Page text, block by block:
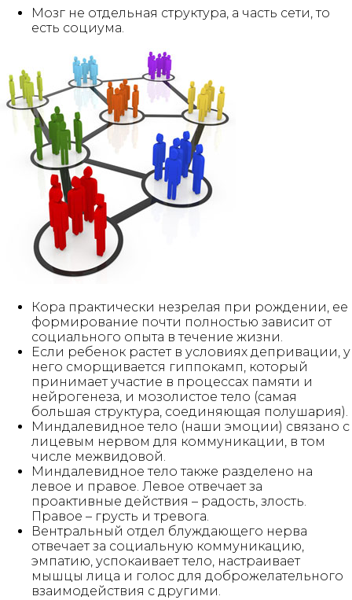
Мозг не отдельная структура, а часть сети, то
есть социума.
Кора практически незрелая при рождении, ее
формирование почти полностью зависит от
социального опыта в течение жизни.
Если ребенок растет в условиях депривации, у
него сморщивается гиппокамп, который
принимает участие в процессах памяти и
нейрогенеза, и мозолистое тело (самая
большая структура, соединяющая полушария).
Миндалевидное тело (наши эмоции) связано с
лицевым нервом для коммуникации, в том
числе межвидовой.
Миндалевидное тело также разделено на
левое и правое. Левое отвечает за
проактивные действия – радость, злость.
Правое – грусть и тревога.
Вентральный отдел блуждающего нерва
отвечает за социальную коммуникацию,
эмпатию, успокаивает тело, настраивает
мышцы лица и голос для доброжелательного
взаимодействия с другими.